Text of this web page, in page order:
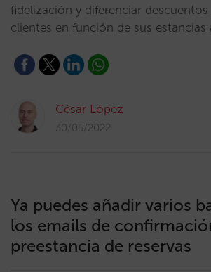
fidelización y diferenciar
clientes en función de sus
César López
30/05/2022
Ya puedes añadir varios
los emails de
preestancia de reservas